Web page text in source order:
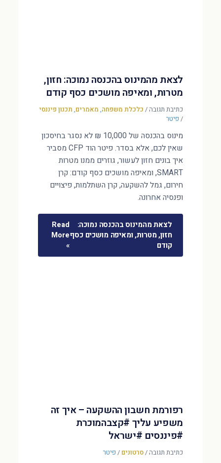
לצאת מהמינוס בהכנסה נמוכה: חזון,
מטרות, ומאיפה מושכים כסף קודם
כתיבת תגובה/ כלכלת משפחה, מאמרים, תכנון פיננסי
/ פיטר
מינוס בהכנסה של 10,000 ₪ לא נסגר בחיסכון
שאין לכם, אלא בסדר. פיטר הוד CFP מסביר
איך בונים חזון לעשור, גוזרים ממנו מטרות
SMART, ומאיפה מושכים כסף קודם: קרן
חירום, גמל להשקעה, קרן השתלמות, פיצויים
ופנסיה אחרונה.
לצאת מהמינוס בהכנסה נמוכה:
חזון, מטרות, ומאיפה מושכים כסף
קודם
Read
More
»
רפורמת חשבון ההשקעה – איך זה
משפיע עליך #קצבהמוכרת
#פיננסים #ישראל
כתיבת תגובה/סרטונים / פיטר